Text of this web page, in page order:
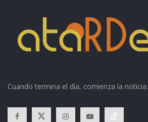
Cuando termina el día, comienza la noticia.